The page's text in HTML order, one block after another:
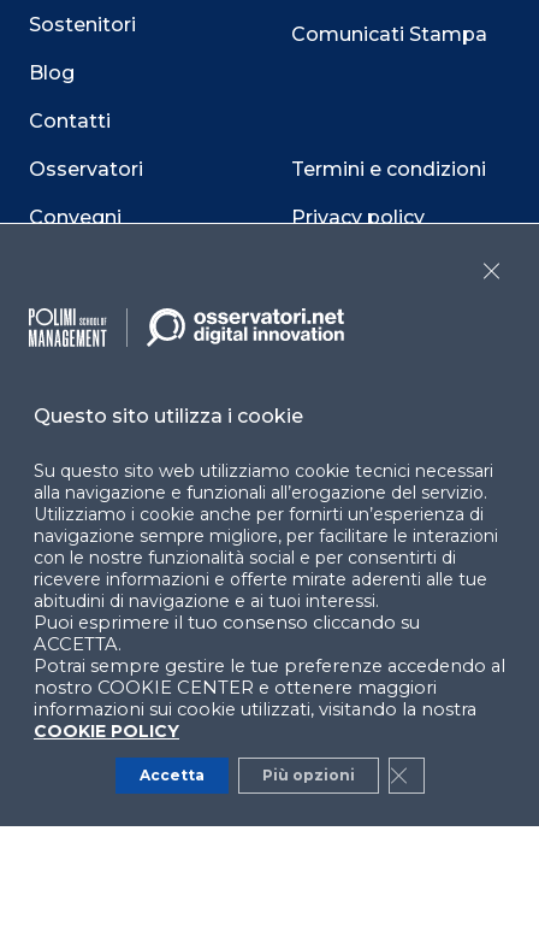
Sostenitori
Blog
Contatti
Osservatori
Convegni
Programmi
Comunicati Stampa
Termini e condizioni
Privacy policy
Sitemap
Facebook LinkedIn
YouTube X
Questo sito utilizza i cookie
Su questo sito web utilizziamo cookie tecnici necessari
alla navigazione e funzionali all’erogazione del servizio.
Utilizziamo i cookie anche per fornirti un’esperienza di
navigazione sempre migliore, per facilitare le interazioni
con le nostre funzionalità social e per consentirti di
ricevere informazioni e offerte mirate aderenti alle tue
abitudini di navigazione e ai tuoi interessi.
Puoi esprimere il tuo consenso cliccando su
ACCETTA.
Potrai sempre gestire le tue preferenze accedendo al
nostro COOKIE CENTER e ottenere maggiori
informazioni sui cookie utilizzati, visitando la nostra
COOKIE POLICY
Accetta Più opzioni Close GDPR